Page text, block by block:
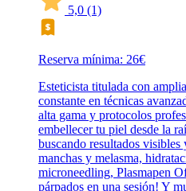
5,0 (1)
Reserva mínima: 26€
Esteticista titulada con
constante en técnicas
alta gama y protocolos
embellecer tu piel desde la
buscando resultados visibles
manchas y melasma,
microneedling, Plasmapen
párpados en una sesión! Y